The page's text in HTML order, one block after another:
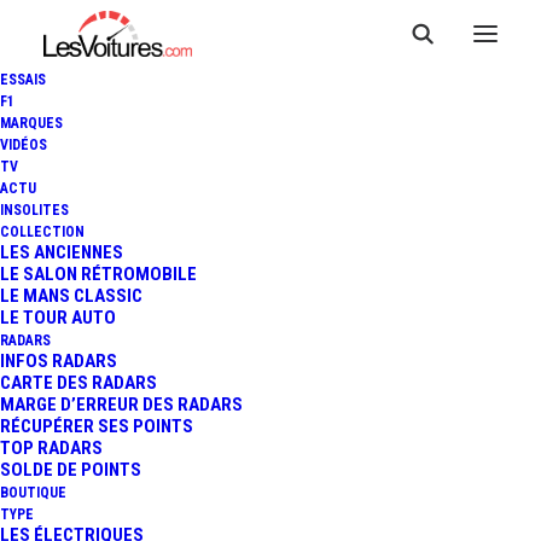
ESSAIS
F1
MARQUES
VIDÉOS
TV
ACTU
INSOLITES
COLLECTION
LES ANCIENNES
LE SALON RÉTROMOBILE
LE MANS CLASSIC
LE TOUR AUTO
RADARS
INFOS RADARS
CARTE DES RADARS
MARGE D’ERREUR DES RADARS
RÉCUPÉRER SES POINTS
TOP RADARS
SOLDE DE POINTS
BOUTIQUE
TYPE
LES ÉLECTRIQUES
4 novembre 2013
CHEVROLET TRAX :